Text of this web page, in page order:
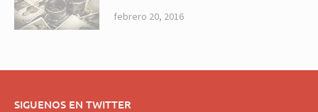
febrero 20, 2016
SIGUENOS EN TWITTER